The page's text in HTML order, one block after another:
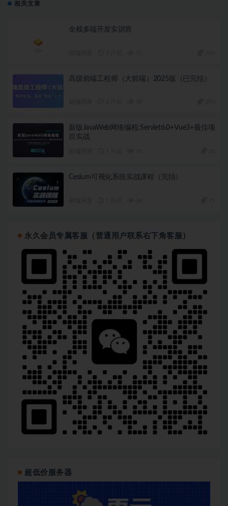
相关文章
全栈多端开发实训营
高级前端工程师（大前端）2025版（已完结）
新版JavaWeb网络编程:Servlet6.0+Vue3+最佳项
目实战
Cesium可视化系统实战课程（完结）
永久会员专属客服（普通用户联系右下角客服）
超低价服务器